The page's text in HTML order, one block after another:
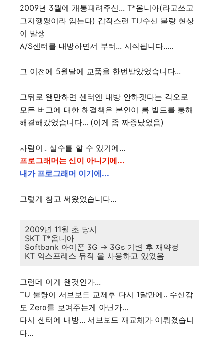
2009년 3월에 개통때려주신... T*옴니아(라고쓰고
그지깽깽이라 읽는다) 갑작스런 TU수신 불량 현상
이 발생
A/S센터를 내방하면서 부터... 시작됩니다.....
그 이전에 5월달에 교품을 한번받았었습니다...
그뒤로 왠만하면 센터엔 내방 안하겟다는 각오로
모든 버그에 대한 해결책은 본인이 롬 빌드를 통해
해결해갔었습니다... (이게 좀 짜증났었음)
사람이.. 실수를 할 수 있기에...
프로그래머는 신이 아니기에...
내가 프로그래머 이기에...
그렇게 참고 써왔었습니다...
2009년 11월 초 당시
SKT T*옴니아
Softbank 아이폰 3G -> 3Gs 기변 후 재약정
KT 익스프레스 뮤직 을 사용하고 있었음
그런데 이게 왠것인가...
TU 불량이 서브보드 교체후 다시 1달만에.. 수신감
도 Zero를 보여주는게 아닌가...
다시 센터에 내방... 서브보드 재교체가 이뤄졌습니
다...